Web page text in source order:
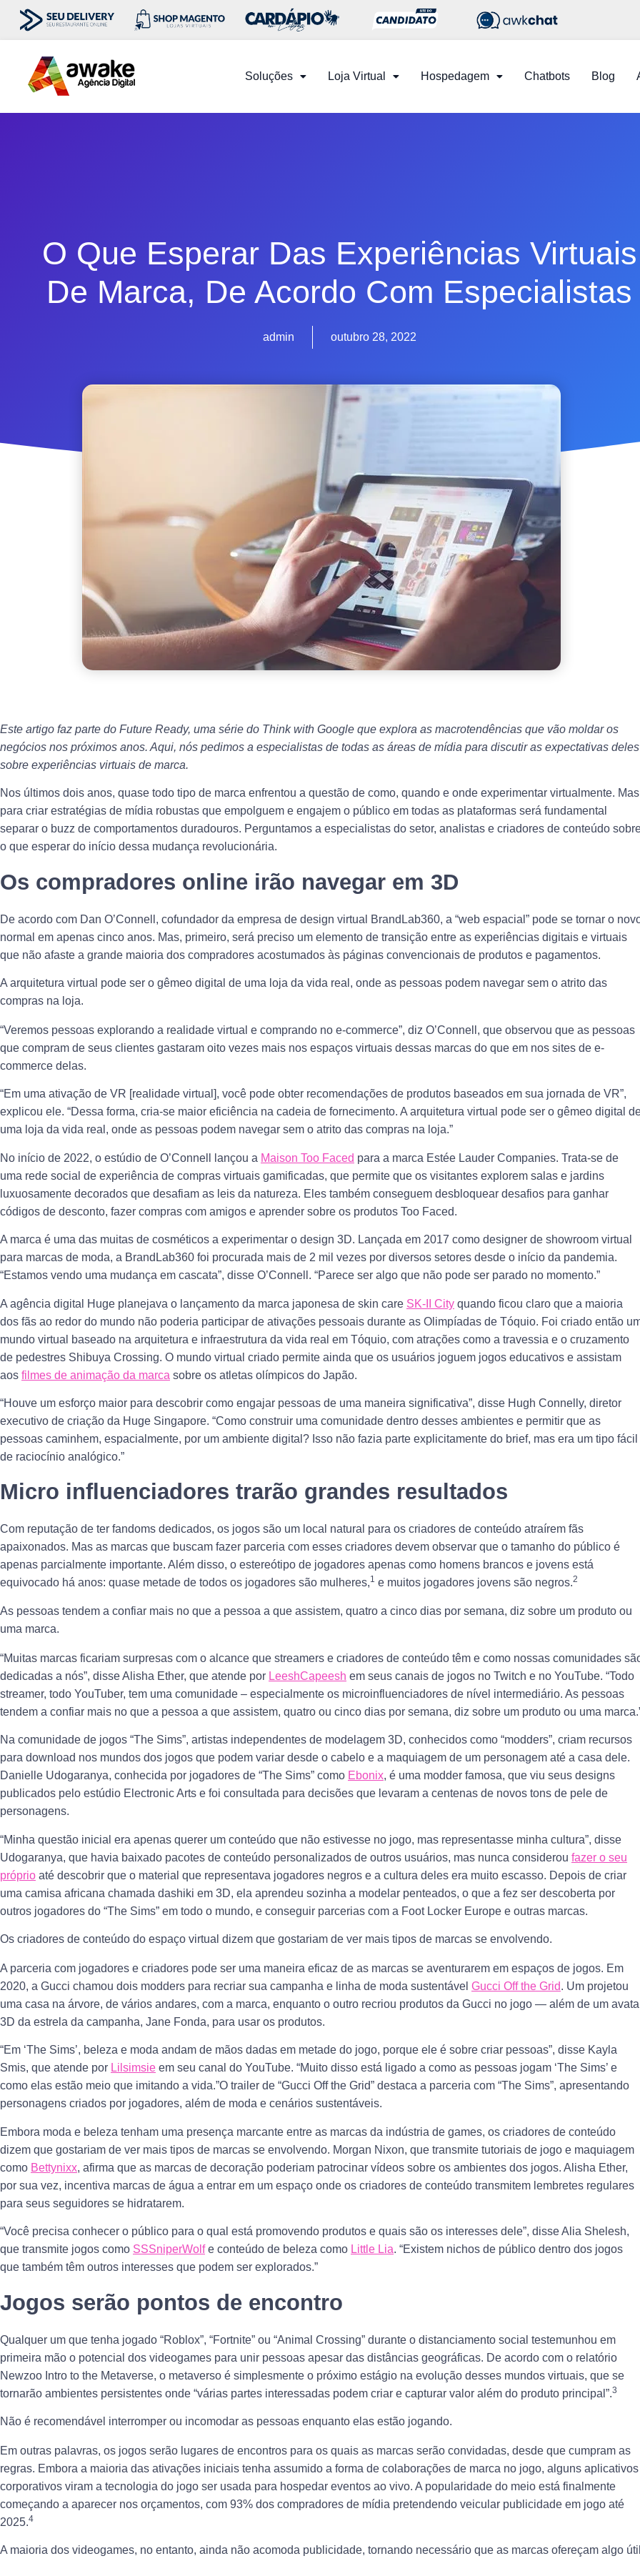
Soluções Loja Virtual Hospedagem Chatbots Blog
O Que Esperar Das Experiências Virtuais
De Marca, De Acordo Com Especialistas
admin outubro 28, 2022
Este artigo faz parte do Future Ready, uma série do Think with Google que explora as macrotendências que vão moldar os
negócios nos próximos anos. Aqui, nós pedimos a especialistas de todas as áreas de mídia para discutir as expectativas deles
sobre experiências virtuais de marca.
Nos últimos dois anos, quase todo tipo de marca enfrentou a questão de como, quando e onde experimentar virtualmente. Mas
para criar estratégias de mídia robustas que empolguem e engajem o público em todas as plataformas será fundamental
separar o buzz de comportamentos duradouros. Perguntamos a especialistas do setor, analistas e criadores de conteúdo
o que esperar do início dessa mudança revolucionária.
Os compradores online irão navegar em 3D
De acordo com Dan O’Connell, cofundador da empresa de design virtual BrandLab360, a “web espacial” pode se tornar o
normal em apenas cinco anos. Mas, primeiro, será preciso um elemento de transição entre as experiências digitais e virtuais
que não afaste a grande maioria dos compradores acostumados às páginas convencionais de produtos e pagamentos.
A arquitetura virtual pode ser o gêmeo digital de uma loja da vida real, onde as pessoas podem navegar sem o atrito das
compras na loja.
“Veremos pessoas explorando a realidade virtual e comprando no e-commerce”, diz O’Connell, que observou que as pessoas
que compram de seus clientes gastaram oito vezes mais nos espaços virtuais dessas marcas do que em nos sites de e-
commerce delas.
“Em uma ativação de VR [realidade virtual], você pode obter recomendações de produtos baseados em sua jornada de VR”,
explicou ele. “Dessa forma, cria-se maior eficiência na cadeia de fornecimento. A arquitetura virtual pode ser o gêmeo digital
uma loja da vida real, onde as pessoas podem navegar sem o atrito das compras na loja.”
No início de 2022, o estúdio de O’Connell lançou a Maison Too Faced para a marca Estée Lauder Companies. Trata-se de
uma rede social de experiência de compras virtuais gamificadas, que permite que os visitantes explorem salas e jardins
luxuosamente decorados que desafiam as leis da natureza. Eles também conseguem desbloquear desafios para ganhar
códigos de desconto, fazer compras com amigos e aprender sobre os produtos Too Faced.
A marca é uma das muitas de cosméticos a experimentar o design 3D. Lançada em 2017 como designer de showroom virtual
para marcas de moda, a BrandLab360 foi procurada mais de 2 mil vezes por diversos setores desde o início da pandemia.
“Estamos vendo uma mudança em cascata”, disse O’Connell. “Parece ser algo que não pode ser parado no momento.”
A agência digital Huge planejava o lançamento da marca japonesa de skin care SK-II City quando ficou claro que a maioria
dos fãs ao redor do mundo não poderia participar de ativações pessoais durante as Olimpíadas de Tóquio. Foi criado então
mundo virtual baseado na arquitetura e infraestrutura da vida real em Tóquio, com atrações como a travessia e o cruzamento
de pedestres Shibuya Crossing. O mundo virtual criado permite ainda que os usuários joguem jogos educativos e assistam
aos filmes de animação da marca sobre os atletas olímpicos do Japão.
“Houve um esforço maior para descobrir como engajar pessoas de uma maneira significativa”, disse Hugh Connelly, diretor
executivo de criação da Huge Singapore. “Como construir uma comunidade dentro desses ambientes e permitir que as
pessoas caminhem, espacialmente, por um ambiente digital? Isso não fazia parte explicitamente do brief, mas era um tipo fácil
de raciocínio analógico.”
Micro influenciadores trarão grandes resultados
Com reputação de ter fandoms dedicados, os jogos são um local natural para os criadores de conteúdo atraírem fãs
apaixonados. Mas as marcas que buscam fazer parceria com esses criadores devem observar que o tamanho do público é
apenas parcialmente importante. Além disso, o estereótipo de jogadores apenas como homens brancos e jovens está
equivocado há anos: quase metade de todos os jogadores são mulheres,1 e muitos jogadores jovens são negros.2
As pessoas tendem a confiar mais no que a pessoa a que assistem, quatro a cinco dias por semana, diz sobre um produto ou
uma marca.
“Muitas marcas ficariam surpresas com o alcance que streamers e criadores de conteúdo têm e como nossas comunidades
dedicadas a nós”, disse Alisha Ether, que atende por LeeshCapeesh em seus canais de jogos no Twitch e no YouTube. “Todo
streamer, todo YouTuber, tem uma comunidade – especialmente os microinfluenciadores de nível intermediário. As pessoas
tendem a confiar mais no que a pessoa a que assistem, quatro ou cinco dias por semana, diz sobre um produto ou uma
Na comunidade de jogos “The Sims”, artistas independentes de modelagem 3D, conhecidos como “modders”, criam recursos
para download nos mundos dos jogos que podem variar desde o cabelo e a maquiagem de um personagem até a casa dele.
Danielle Udogaranya, conhecida por jogadores de “The Sims” como Ebonix, é uma modder famosa, que viu seus designs
publicados pelo estúdio Electronic Arts e foi consultada para decisões que levaram a centenas de novos tons de pele de
personagens.
“Minha questão inicial era apenas querer um conteúdo que não estivesse no jogo, mas representasse minha cultura”, disse
Udogaranya, que havia baixado pacotes de conteúdo personalizados de outros usuários, mas nunca considerou fazer o seu
próprio até descobrir que o material que representava jogadores negros e a cultura deles era muito escasso. Depois de criar
uma camisa africana chamada dashiki em 3D, ela aprendeu sozinha a modelar penteados, o que a fez ser descoberta por
outros jogadores do “The Sims” em todo o mundo, e conseguir parcerias com a Foot Locker Europe e outras marcas.
Os criadores de conteúdo do espaço virtual dizem que gostariam de ver mais tipos de marcas se envolvendo.
A parceria com jogadores e criadores pode ser uma maneira eficaz de as marcas se aventurarem em espaços de jogos. Em
2020, a Gucci chamou dois modders para recriar sua campanha e linha de moda sustentável Gucci Off the Grid. Um projetou
uma casa na árvore, de vários andares, com a marca, enquanto o outro recriou produtos da Gucci no jogo — além de um
3D da estrela da campanha, Jane Fonda, para usar os produtos.
“Em ‘The Sims’, beleza e moda andam de mãos dadas em metade do jogo, porque ele é sobre criar pessoas”, disse Kayla
Smis, que atende por Lilsimsie em seu canal do YouTube. “Muito disso está ligado a como as pessoas jogam ‘The Sims’ e
como elas estão meio que imitando a vida.”O trailer de “Gucci Off the Grid” destaca a parceria com “The Sims”, apresentando
personagens criados por jogadores, além de moda e cenários sustentáveis.
Embora moda e beleza tenham uma presença marcante entre as marcas da indústria de games, os criadores de conteúdo
dizem que gostariam de ver mais tipos de marcas se envolvendo. Morgan Nixon, que transmite tutoriais de jogo e maquiagem
como Bettynixx, afirma que as marcas de decoração poderiam patrocinar vídeos sobre os ambientes dos jogos. Alisha Ether,
por sua vez, incentiva marcas de água a entrar em um espaço onde os criadores de conteúdo transmitem lembretes regulares
para seus seguidores se hidratarem.
“Você precisa conhecer o público para o qual está promovendo produtos e quais são os interesses dele”, disse Alia Shelesh,
que transmite jogos como SSSniperWolfe conteúdo de beleza como Little Lia. “Existem nichos de público dentro dos jogos
que também têm outros interesses que podem ser explorados.”
Jogos serão pontos de encontro
Qualquer um que tenha jogado “Roblox”, “Fortnite” ou “Animal Crossing” durante o distanciamento social testemunhou em
primeira mão o potencial dos videogames para unir pessoas apesar das distâncias geográficas. De acordo com o relatório
Newzoo Intro to the Metaverse, o metaverso é simplesmente o próximo estágio na evolução desses mundos virtuais, que se
tornarão ambientes persistentes onde “várias partes interessadas podem criar e capturar valor além do produto principal”.3
Não é recomendável interromper ou incomodar as pessoas enquanto elas estão jogando.
Em outras palavras, os jogos serão lugares de encontros para os quais as marcas serão convidadas, desde que cumpram as
regras. Embora a maioria das ativações iniciais tenha assumido a forma de colaborações de marca no jogo, alguns aplicativos
corporativos viram a tecnologia do jogo ser usada para hospedar eventos ao vivo. A popularidade do meio está finalmente
começando a aparecer nos orçamentos, com 93% dos compradores de mídia pretendendo veicular publicidade em jogo até
2025.4
A maioria dos videogames, no entanto, ainda não acomoda publicidade, tornando necessário que as marcas ofereçam algo